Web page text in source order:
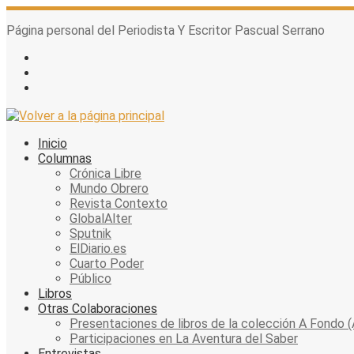
Skip
to
Página personal del Periodista Y Escritor Pascual Serrano
Inicio
Columnas
Crónica Libre
Mundo Obrero
Revista Contexto
GlobalAlter
Sputnik
ElDiario.es
Cuarto Poder
Público
Libros
Otras Colaboraciones
Presentaciones de libros de la colección A Fondo
Participaciones en La Aventura del Saber